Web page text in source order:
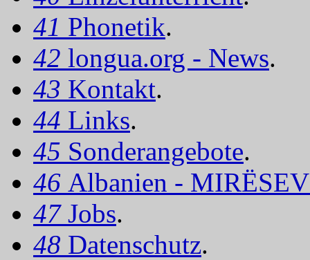
41 Phonetik.
42 longua.org - News.
43 Kontakt.
44 Links.
45 Sonderangebote.
46 Albanien -
47 Jobs.
48 Datenschutz.